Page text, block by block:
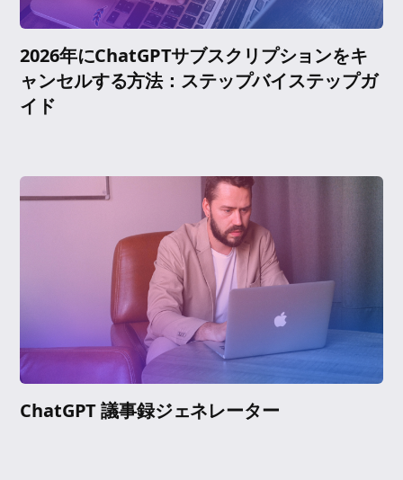
2026年にChatGPTサブスクリプションをキ
ャンセルする方法：ステップバイステップガ
イド
ChatGPT 議事録ジェネレーター